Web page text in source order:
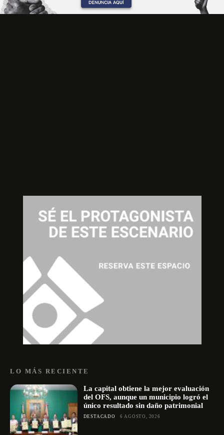
LO MÁS RECIENTE
La capital obtiene la mejor evaluación
del OFS, aunque un municipio logró el
único resultado sin daño patrimonial
DESTACADO 6 AGOSTO, 2026